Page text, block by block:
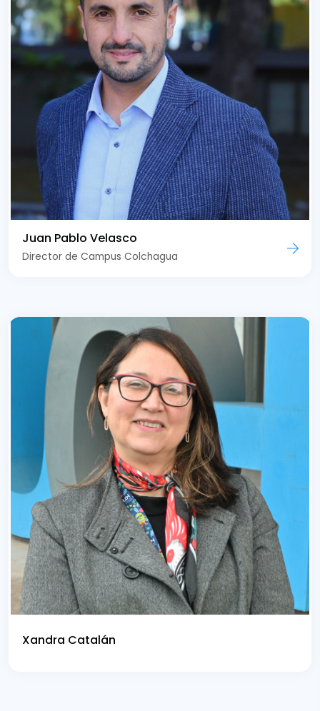
Juan Pablo Velasco
Director de Campus Colchagua
Xandra Catalán